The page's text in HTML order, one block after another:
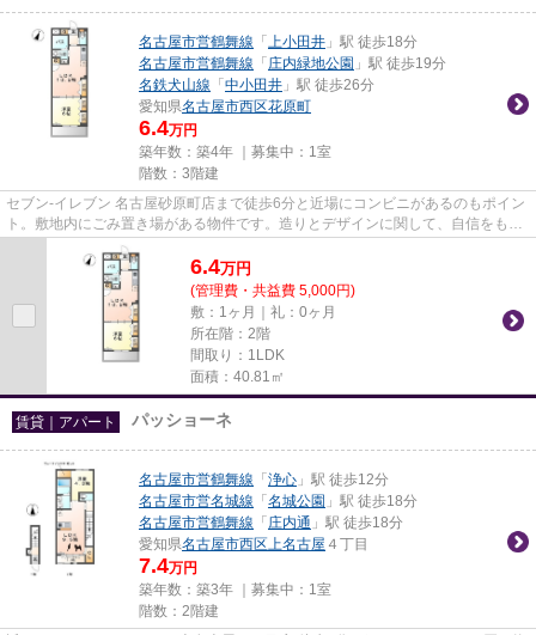
名古屋市営鶴舞線 「 上小田井 」駅 徒歩18分
名古屋市営鶴舞線 「 庄内緑地公園 」駅 徒歩19分
名鉄犬山線 「 中小田井 」駅 徒歩26分
愛知県名古屋市西区花原町
6.4万円
築年数：築4年 ｜募集中： 1室
階数：3階建
セブン‐イレブン 名古屋砂原町店まで徒歩6分と近場にコンビニがあるのもポイン
ト。敷地内にごみ置き場がある物件です。造りとデザインに関して、自信をもっ
て情報を提供できるマンショ...
6.4万円
(管理費・共益費 5,000円)
敷：1ヶ月｜礼：0ヶ月
所在階：2階
間取り：1LDK
面積：40.81㎡
賃貸｜アパート パッショーネ
名古屋市営鶴舞線 「 浄心 」駅 徒歩12分
名古屋市営名城線 「 名城公園 」駅 徒歩18分
名古屋市営鶴舞線 「 庄内通 」駅 徒歩18分
愛知県名古屋市西区上名古屋 ４丁目
7.4万円
築年数：築3年 ｜募集中： 1室
階数：2階建